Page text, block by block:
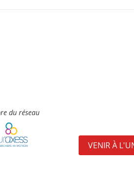
du réseau
VENIR À